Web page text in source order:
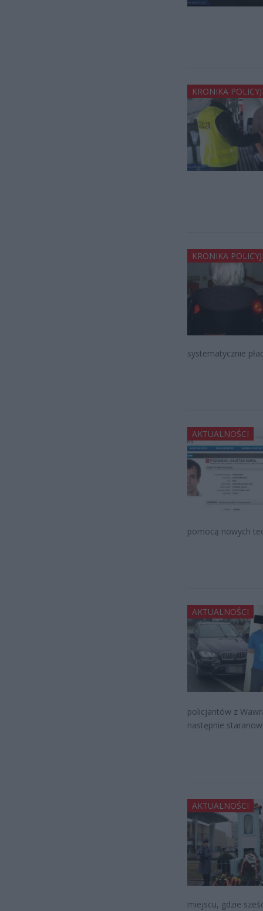
KRONIKA
KRONIKA
systematycznie
AKTUALNOŚCI
pomocą nowych
AKTUALNOŚCI
policjantów z
następnie
AKTUALNOŚCI
miejscu, gdzie